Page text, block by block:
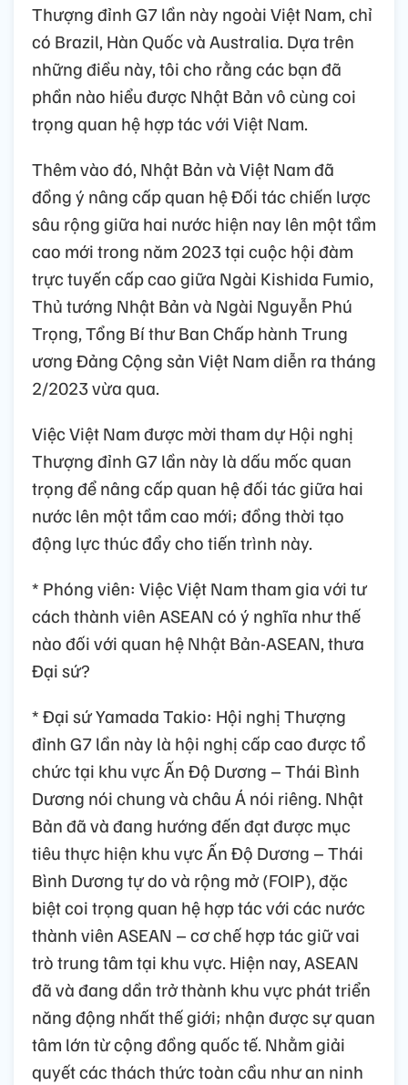
Thượng đỉnh G7 lần này ngoài Việt Nam, chỉ
có Brazil, Hàn Quốc và Australia. Dựa trên
những điều này, tôi cho rằng các bạn đã
phần nào hiểu được Nhật Bản vô cùng coi
trọng quan hệ hợp tác với Việt Nam.
Thêm vào đó, Nhật Bản và Việt Nam đã
đồng ý nâng cấp quan hệ Đối tác chiến lược
sâu rộng giữa hai nước hiện nay lên một tầm
cao mới trong năm 2023 tại cuộc hội đàm
trực tuyến cấp cao giữa Ngài Kishida Fumio,
Thủ tướng Nhật Bản và Ngài Nguyễn Phú
Trọng, Tổng Bí thư Ban Chấp hành Trung
ương Đảng Cộng sản Việt Nam diễn ra tháng
2/2023 vừa qua.
Việc Việt Nam được mời tham dự Hội nghị
Thượng đỉnh G7 lần này là dấu mốc quan
trọng để nâng cấp quan hệ đối tác giữa hai
nước lên một tầm cao mới; đồng thời tạo
động lực thúc đẩy cho tiến trình này.
* Phóng viên: Việc Việt Nam tham gia với tư
cách thành viên ASEAN có ý nghĩa như thế
nào đối với quan hệ Nhật Bản-ASEAN, thưa
Đại sứ?
* Đại sứ Yamada Takio: Hội nghị Thượng
đỉnh G7 lần này là hội nghị cấp cao được tổ
chức tại khu vực Ấn Độ Dương – Thái Bình
Dương nói chung và châu Á nói riêng. Nhật
Bản đã và đang hướng đến đạt được mục
tiêu thực hiện khu vực Ấn Độ Dương – Thái
Bình Dương tự do và rộng mở (FOIP), đặc
biệt coi trọng quan hệ hợp tác với các nước
thành viên ASEAN – cơ chế hợp tác giữ vai
trò trung tâm tại khu vực. Hiện nay, ASEAN
đã và đang dần trở thành khu vực phát triển
năng động nhất thế giới; nhận được sự quan
tâm lớn từ cộng đồng quốc tế. Nhằm giải
quyết các thách thức toàn cầu như an ninh